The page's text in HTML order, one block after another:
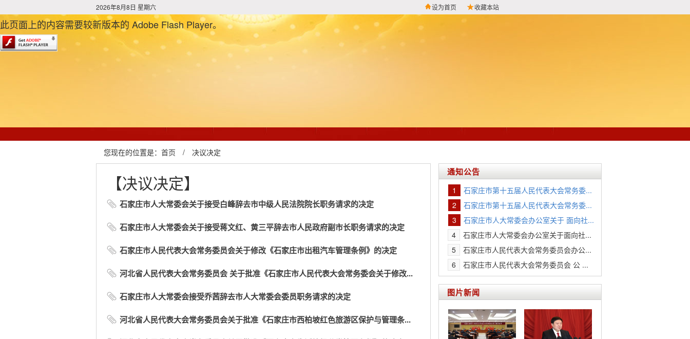
2026年8月8日 星期六 设为首页 收藏本站
此页面上的内容需要较新版本的 Adobe Flash Player。
您现在的位置是： 首页 / 决议决定
【决议决定】
石家庄市人大常委会关于接受白峰辞去市中级人民法院院长职务请求的决定
石家庄市人大常委会关于接受蒋文红、黄三平辞去市人民政府副市长职务请求的决定
石家庄市人民代表大会常务委员会关于修改《石家庄市出租汽车管理条例》的决定
河北省人民代表大会常务委员会 关于批准《石家庄市人民代表大会常务委会关于修改...
石家庄市人大常委会接受乔茜辞去市人大常委会委员职务请求的决定
河北省人民代表大会常务委员会关于批准《石家庄市西柏坡红色旅游区保护与管理条...
通知公告
1
石家庄市第十五届人民代表大会常务委...
2
石家庄市第十五届人民代表大会常务委...
3
石家庄市人大常委会办公室关于 面向社...
4
石家庄市人大常委会办公室关于面向社...
5
石家庄市人民代表大会常务委员会办公...
6
石家庄市人民代表大会常务委员会 公 ...
图片新闻